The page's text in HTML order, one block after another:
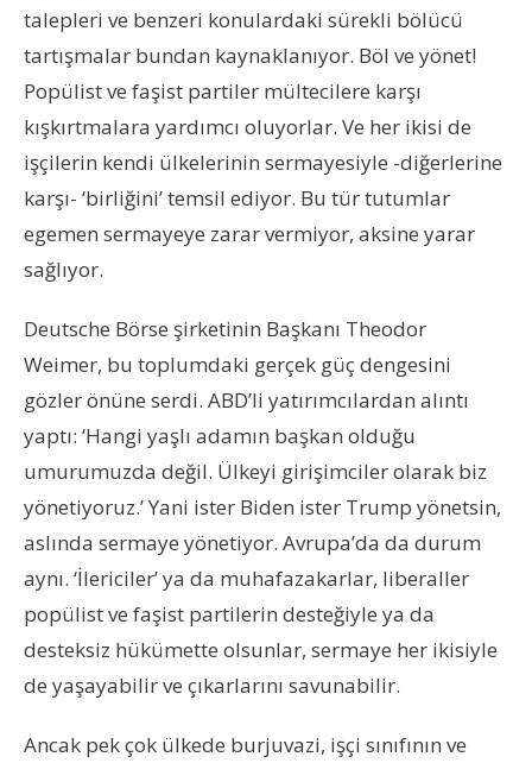
talepleri ve benzeri konulardaki sürekli bölücü
tartışmalar bundan kaynaklanıyor. Böl ve yönet!
Popülist ve faşist partiler mültecilere karşı
kışkırtmalara yardımcı oluyorlar. Ve her ikisi de
işçilerin kendi ülkelerinin sermayesiyle -diğerlerine
karşı- ‘birliğini’ temsil ediyor. Bu tür tutumlar
egemen sermayeye zarar vermiyor, aksine yarar
sağlıyor.
Deutsche Börse şirketinin Başkanı Theodor
Weimer, bu toplumdaki gerçek güç dengesini
gözler önüne serdi. ABD’li yatırımcılardan alıntı
yaptı: ‘Hangi yaşlı adamın başkan olduğu
umurumuzda değil. Ülkeyi girişimciler olarak biz
yönetiyoruz.’ Yani ister Biden ister Trump yönetsin,
aslında sermaye yönetiyor. Avrupa’da da durum
aynı. ‘İlericiler’ ya da muhafazakarlar, liberaller
popülist ve faşist partilerin desteğiyle ya da
desteksiz hükümette olsunlar, sermaye her ikisiyle
de yaşayabilir ve çıkarlarını savunabilir.
Ancak pek çok ülkede burjuvazi, işçi sınıfının ve